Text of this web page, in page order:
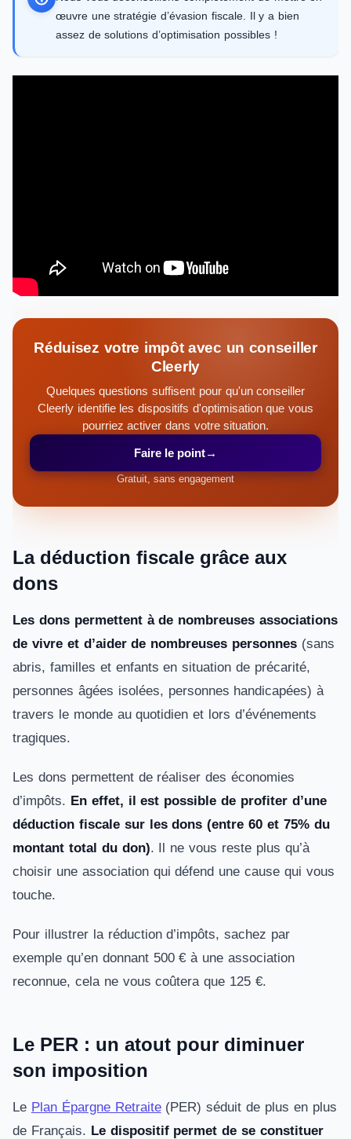
œuvre une stratégie d’évasion fiscale. Il y a bien
assez de solutions d’optimisation possibles !
Réduisez votre impôt avec un conseiller
Cleerly
Quelques questions suffisent pour qu'un conseiller
Cleerly identifie les dispositifs d'optimisation que vous
pourriez activer dans votre situation.
Faire le point→
Gratuit, sans engagement
La déduction fiscale grâce aux
dons
Les dons permettent à de nombreuses associations
de vivre et d’aider de nombreuses personnes (sans
abris, familles et enfants en situation de précarité,
personnes âgées isolées, personnes handicapées) à
travers le monde au quotidien et lors d’événements
tragiques.
Les dons permettent de réaliser des économies
d’impôts. En effet, il est possible de profiter d’une
déduction fiscale sur les dons (entre 60 et 75% du
montant total du don). Il ne vous reste plus qu’à
choisir une association qui défend une cause qui vous
touche.
Pour illustrer la réduction d’impôts, sachez par
exemple qu’en donnant 500 € à une association
reconnue, cela ne vous coûtera que 125 €.
Le PER : un atout pour diminuer
son imposition
Le Plan Épargne Retraite(PER) séduit de plus en plus
de Français. Le dispositif permet de se constituer